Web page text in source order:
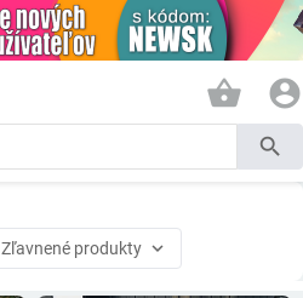
shopping_basket account_circle
search
Zľavnené produkty keyboard_arrow_down